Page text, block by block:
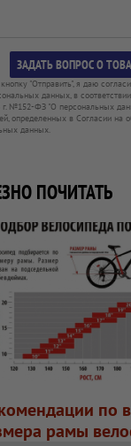
"Отправить", я даю
данных, в
г. №152-ФЗ "О персональных
определенных в Согласии на
данных.
ПОЧИТАТЬ
по
рамы